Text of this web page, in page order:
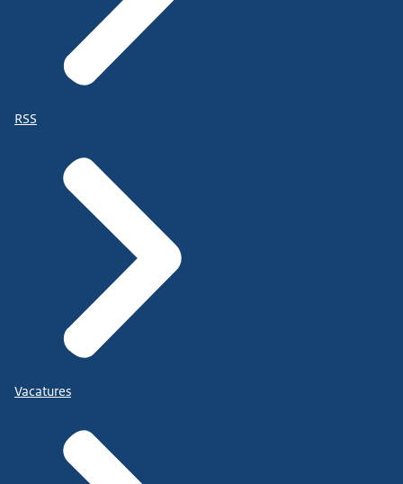
RSS
Vacatures